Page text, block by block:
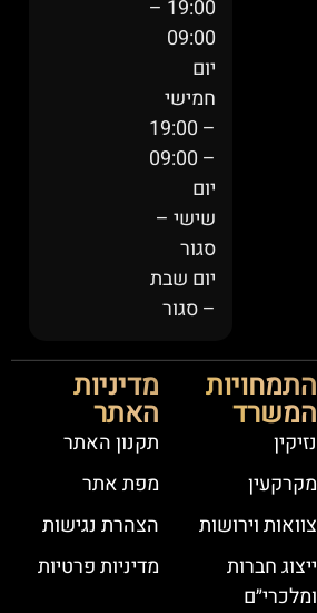
19:00 –
09:00
יום
חמישי
– 19:00
– 09:00
יום
שישי –
סגור
יום שבת
– סגור
התמחויות
המשרד
נזיקין
מקרקעין
צוואות וירושות
ייצוג חברות
ומלכרי״ם
מדיניות
האתר
תקנון האתר
מפת אתר
הצהרת נגישות
מדיניות פרטיות